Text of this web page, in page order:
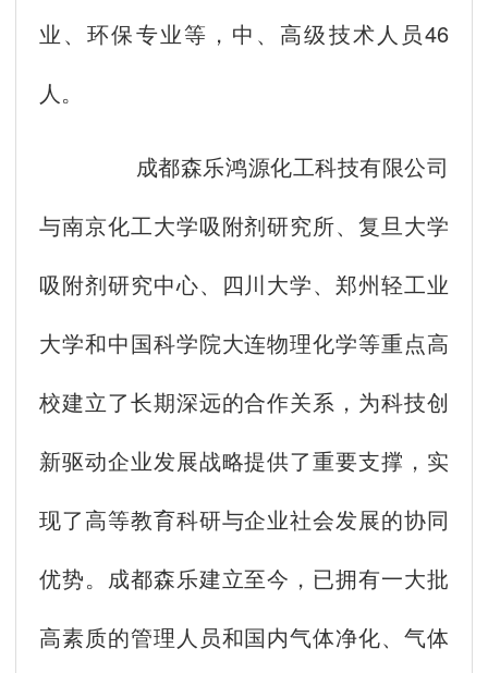
业、环保专业等，中、高级技术人员46
人。
成都森乐鸿源化工科技有限公司
与南京化工大学吸附剂研究所、复旦大学
吸附剂研究中心、四川大学、郑州轻工业
大学和中国科学院大连物理化学等重点高
校建立了长期深远的合作关系，为科技创
新驱动企业发展战略提供了重要支撑，实
现了高等教育科研与企业社会发展的协同
优势。成都森乐建立至今，已拥有一大批
高素质的管理人员和国内气体净化、气体